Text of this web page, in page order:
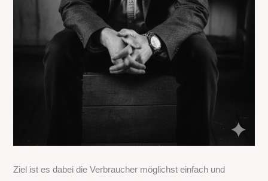
Ziel ist es dabei die Verbraucher möglichst einfach und